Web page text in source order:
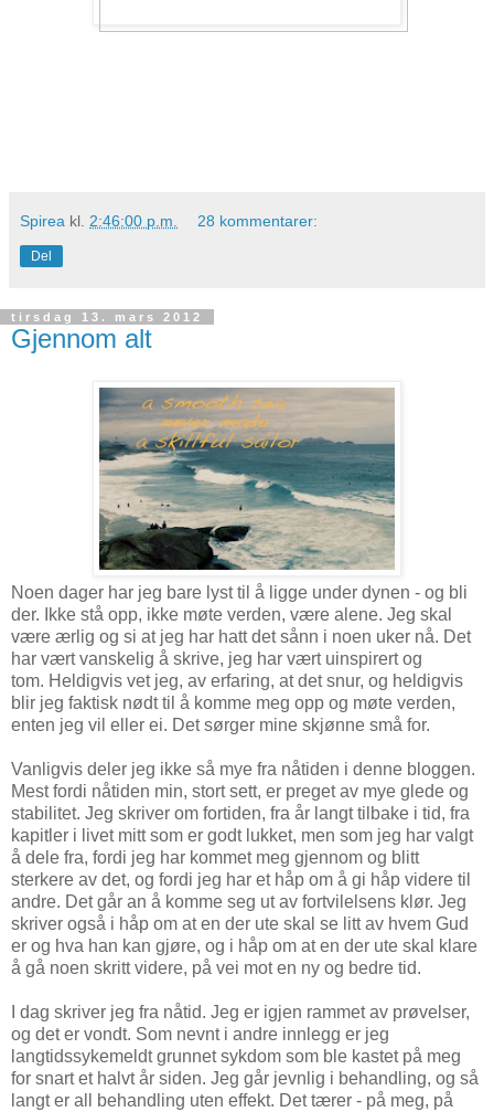
Spirea kl. 2:46:00 p.m. 28 kommentarer:
Del
tirsdag 13. mars 2012
Gjennom alt
Noen dager har jeg bare lyst til å ligge under dynen - og bli
der. Ikke stå opp, ikke møte verden, være alene. Jeg skal
være ærlig og si at jeg har hatt det sånn i noen uker nå. Det
har vært vanskelig å skrive, jeg har vært uinspirert og
tom. Heldigvis vet jeg, av erfaring, at det snur, og heldigvis
blir jeg faktisk nødt til å komme meg opp og møte verden,
enten jeg vil eller ei. Det sørger mine skjønne små for.
Vanligvis deler jeg ikke så mye fra nåtiden i denne bloggen.
Mest fordi nåtiden min, stort sett, er preget av mye glede og
stabilitet. Jeg skriver om fortiden, fra år langt tilbake i tid, fra
kapitler i livet mitt som er godt lukket, men som jeg har valgt
å dele fra, fordi jeg har kommet meg gjennom og blitt
sterkere av det, og fordi jeg har et håp om å gi håp videre til
andre. Det går an å komme seg ut av fortvilelsens klør. Jeg
skriver også i håp om at en der ute skal se litt av hvem Gud
er og hva han kan gjøre, og i håp om at en der ute skal klare
å gå noen skritt videre, på vei mot en ny og bedre tid.
I dag skriver jeg fra nåtid. Jeg er igjen rammet av prøvelser,
og det er vondt. Som nevnt i andre innlegg er jeg
langtidssykemeldt grunnet sykdom som ble kastet på meg
for snart et halvt år siden. Jeg går jevnlig i behandling, og så
langt er all behandling uten effekt. Det tærer - på meg, på